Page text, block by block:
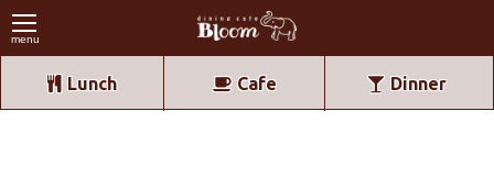
menu
Lunch Cafe Dinner